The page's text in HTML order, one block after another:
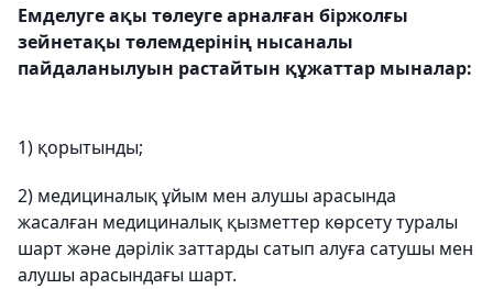
Емделуге ақы төлеуге арналған біржолғы
зейнетақы төлемдерінің нысаналы
пайдаланылуын растайтын құжаттар мыналар:
1) қорытынды;
2) медициналық ұйым мен алушы арасында
жасалған медициналық қызметтер көрсету туралы
шарт және дәрілік заттарды сатып алуға сатушы мен
алушы арасындағы шарт.